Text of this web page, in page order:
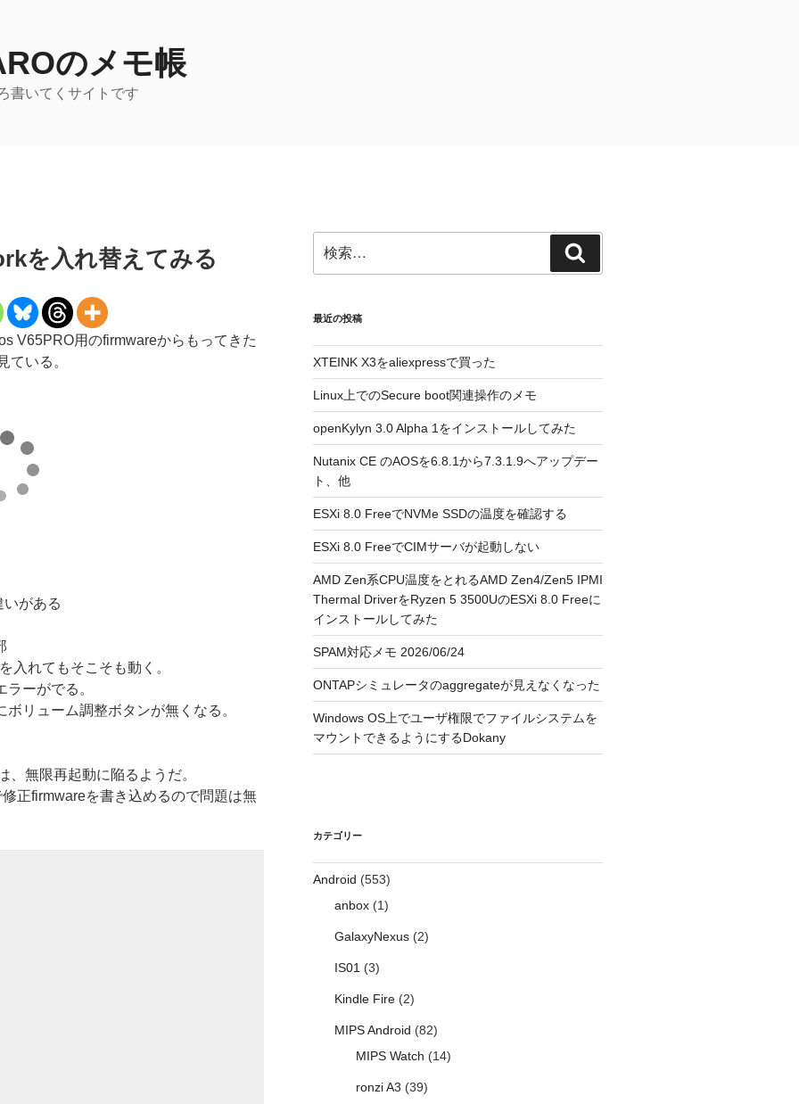
のメモ帳
書いてくサイトです
を入れ替えてみる
V65PRO用のfirmwareからもってきた
ている。
がある
れてもそこそも動く。
ーがでる。
リューム調整ボタンが無くなる。
無限再起動に陥るようだ。
正firmwareを書き込めるので問題は無
索:
索
最近の投稿
XTEINK X3をaliexpressで買った
Linux上でのSecure boot関連操作のメモ
openKylyn 3.0 Alpha 1をインストールしてみた
Nutanix CE のAOSを6.8.1から7.3.1.9へアップデー
ト、他
ESXi 8.0 FreeでNVMe SSDの温度を確認する
ESXi 8.0 FreeでCIMサーバが起動しない
AMD Zen系CPU温度をとれるAMD Zen4/Zen5 IPMI
Thermal DriverをRyzen 5 3500UのESXi 8.0 Freeに
インストールしてみた
SPAM対応メモ 2026/06/24
ONTAPシミュレータのaggregateが見えなくなった
Windows OS上でユーザ権限でファイルシステムを
マウントできるようにするDokany
カテゴリー
Android (553)
anbox(1)
GalaxyNexus(2)
IS01(3)
Kindle Fire(2)
MIPS Android (82)
MIPS Watch (14)
ronzi A3 (39)